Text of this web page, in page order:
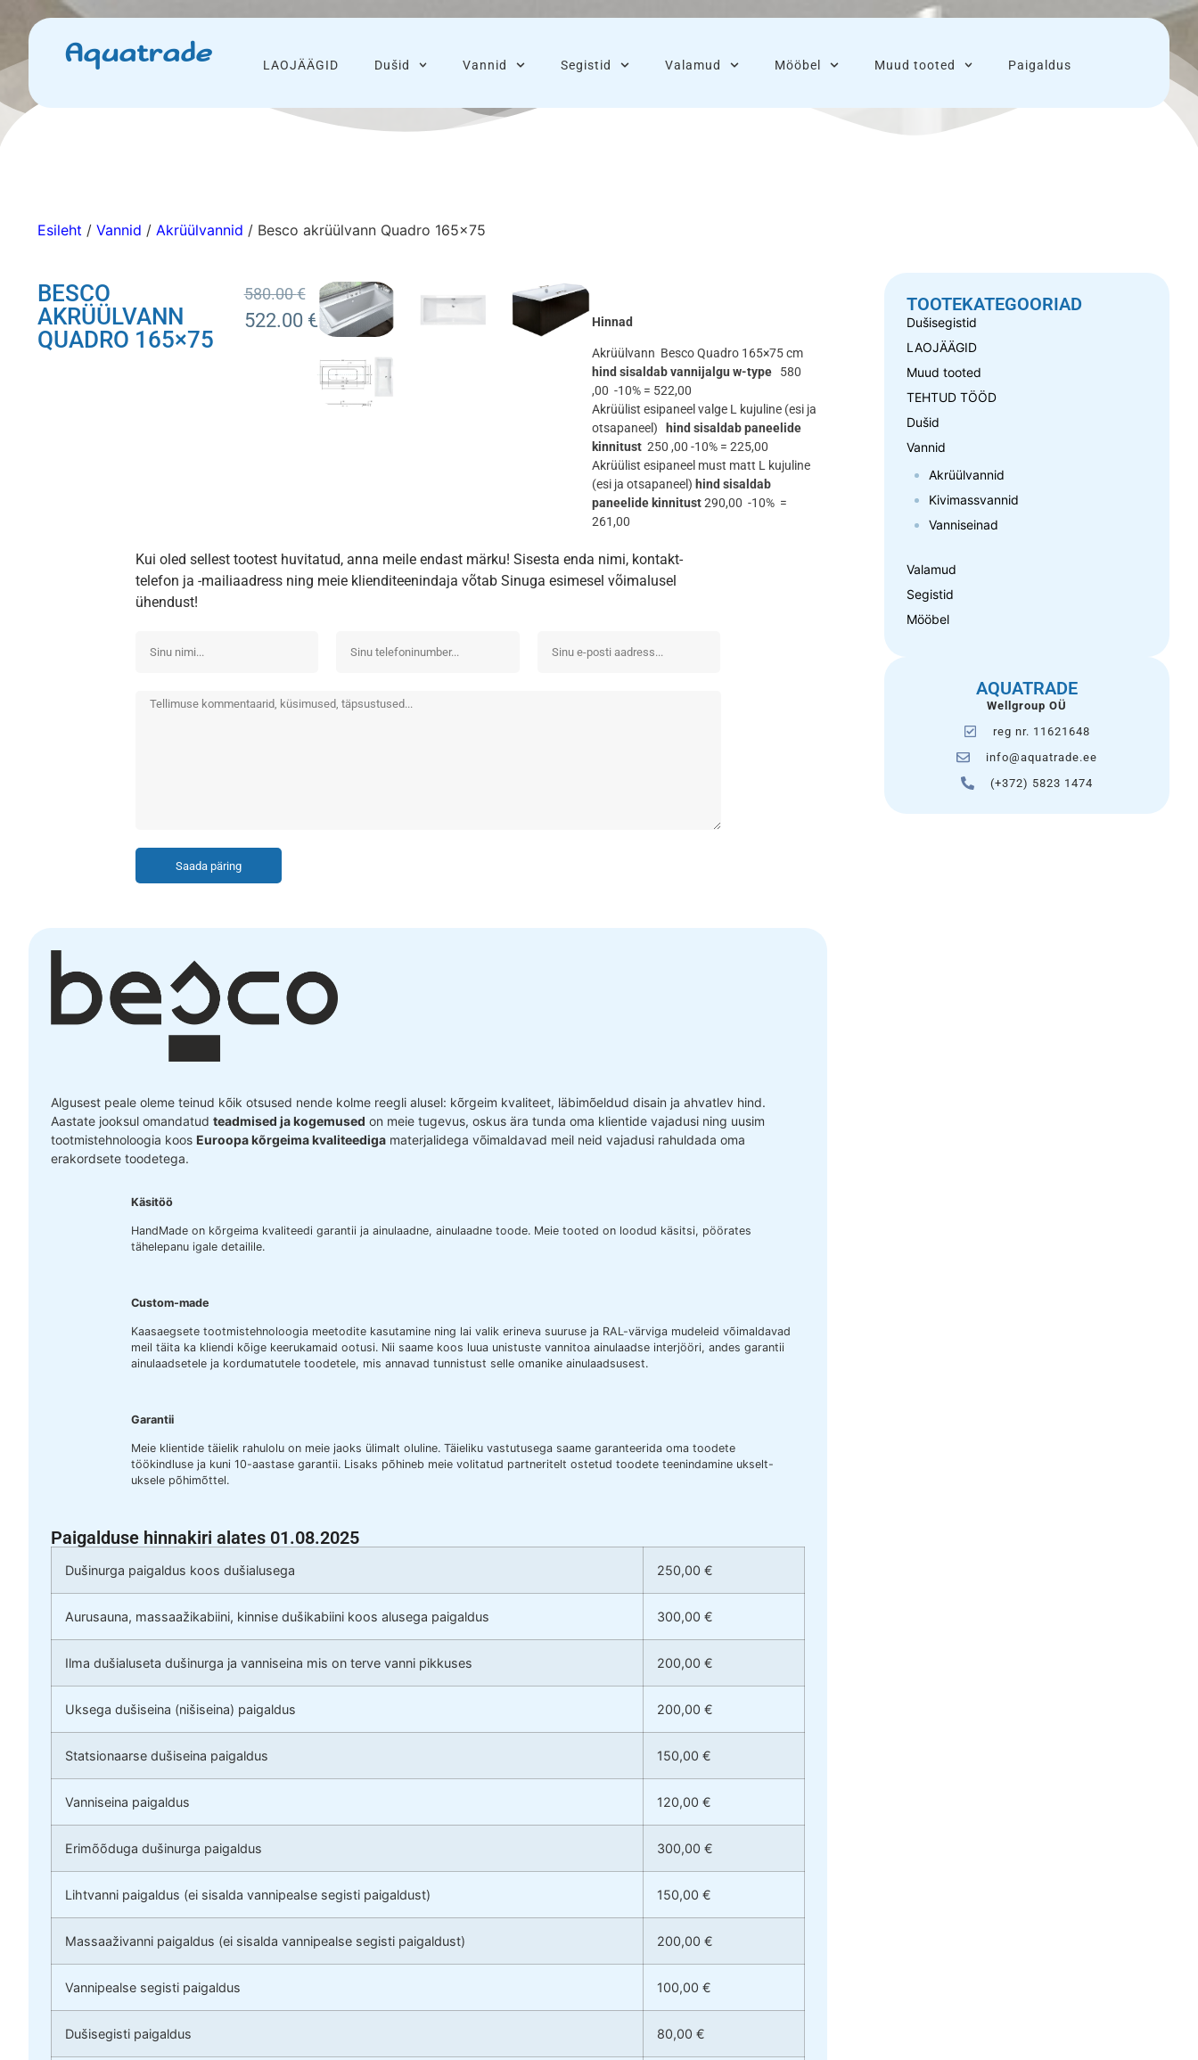
Aquatrade LAOJÄÄGID Dušid Vannid Segistid Valamud Mööbel Muud tooted Paigaldus
Esileht / Vannid / Akrüülvannid / Besco akrüülvann Quadro 165×75
BESCO
AKRÜÜLVANN
QUADRO 165×75
580.00€
522.00 € Hinnad
Akrüülvann Besco Quadro 165×75 cm
hind sisaldab vannijalgu w-type
580
,00 -10% = 522,00
Akrüülist esipaneel valge L kujuline (esi ja
otsapaneel)
hind sisaldab paneelide
kinnitust250 ,00 -10% = 225,00
Akrüülist esipaneel must matt L kujuline
(esi ja otsapaneel) hind sisaldab
paneelide kinnitust290,00 -10% =
261,00
Kui oled sellest tootest huvitatud, anna meile endast märku! Sisesta enda nimi, kontakt-
telefon ja -mailiaadress ning meie klienditeenindaja võtab Sinuga esimesel võimalusel
ühendust!
Saada päring
Algusest peale oleme teinud kõik otsused nende kolme reegli alusel: kõrgeim kvaliteet, läbimõeldud disain ja ahvatlev hind.
Aastate jooksul omandatud teadmised ja kogemused on meie tugevus, oskus ära tunda oma klientide vajadusi ning uusim
tootmistehnoloogia koos Euroopa kõrgeima kvaliteediga materjalidega võimaldavad meil neid vajadusi rahuldada oma
erakordsete toodetega.
Käsitöö
HandMade on kõrgeima kvaliteedi garantii ja ainulaadne, ainulaadne toode. Meie tooted on loodud käsitsi, pöörates
tähelepanu igale detailile.
Custom-made
Kaasaegsete tootmistehnoloogia meetodite kasutamine ning lai valik erineva suuruse ja RAL-värviga mudeleid võimaldavad
meil täita ka kliendi kõige keerukamaid ootusi. Nii saame koos luua unistuste vannitoa ainulaadse interjööri, andes garantii
ainulaadsetele ja kordumatutele toodetele, mis annavad tunnistust selle omanike ainulaadsusest.
Garantii
Meie klientide täielik rahulolu on meie jaoks ülimalt oluline. Täieliku vastutusega saame garanteerida oma toodete
töökindluse ja kuni 10-aastase garantii. Lisaks põhineb meie volitatud partneritelt ostetud toodete teenindamine ukselt-
uksele põhimõttel.
Paigalduse hinnakiri alates 01.08.2025
Dušinurga paigaldus koos dušialusega 250,00 €
Aurusauna, massaažikabiini, kinnise dušikabiini koos alusega paigaldus 300,00 €
Ilma dušialuseta dušinurga ja vanniseina mis on terve vanni pikkuses 200,00 €
Uksega dušiseina (nišiseina) paigaldus 200,00 €
Statsionaarse dušiseina paigaldus 150,00 €
Vanniseina paigaldus 120,00 €
Erimõõduga dušinurga paigaldus 300,00 €
Lihtvanni paigaldus (ei sisalda vannipealse segisti paigaldust) 150,00 €
Massaaživanni paigaldus (ei sisalda vannipealse segisti paigaldust) 200,00 €
Vannipealse segisti paigaldus 100,00 €
Dušisegisti paigaldus 80,00 €
TOOTEKATEGOORIAD
Dušisegistid
LAOJÄÄGID
Muud tooted
TEHTUD TÖÖD
Dušid
Vannid
Akrüülvannid
Kivimassvannid
Vanniseinad
Valamud
Segistid
Mööbel
AQUATRADE
Wellgroup OÜ
reg nr. 11621648
info@aquatrade.ee
(+372) 5823 1474